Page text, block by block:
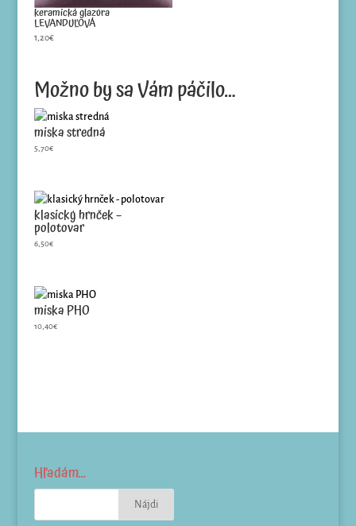
keramická glazúra
LEVANDUĽOVÁ
1,20€
Možno by sa Vám páčilo…
miska stredná
5,70€
klasický hrnček –
polotovar
6,50€
miska PHO
10,40€
Hľadám…